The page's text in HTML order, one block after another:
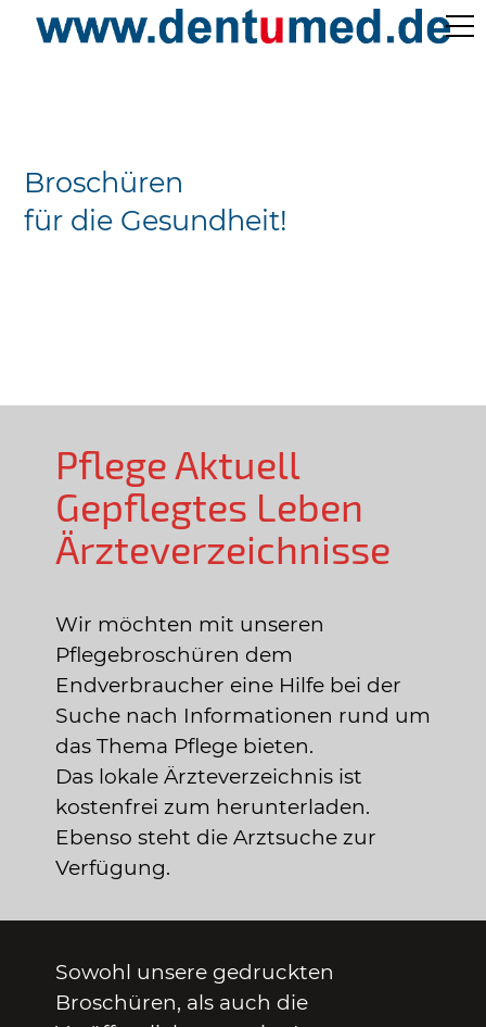
Ärzteverzeichnisse
Broschüren
für die Gesundheit!
Pflege Aktuell
Gepflegtes Leben
Ärzteverzeichnisse
Wir möchten mit unseren
Pflegebroschüren dem
Endverbraucher eine Hilfe bei der
Suche nach Informationen rund um
das Thema Pflege bieten.
Das lokale Ärzteverzeichnis ist
kostenfrei zum herunterladen.
Ebenso steht die Arztsuche zur
Verfügung.
Sowohl unsere gedruckten
Broschüren, als auch die